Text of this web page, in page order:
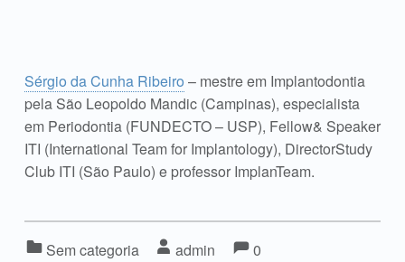
Sérgio da Cunha Ribeiro – mestre em Implantodontia
pela São Leopoldo Mandic (Campinas), especialista
em Periodontia (FUNDECTO – USP), Fellow& Speaker
ITI (International Team for Implantology), DirectorStudy
Club ITI (São Paulo) e professor ImplanTeam.
Sem categoria admin
Comments:
0